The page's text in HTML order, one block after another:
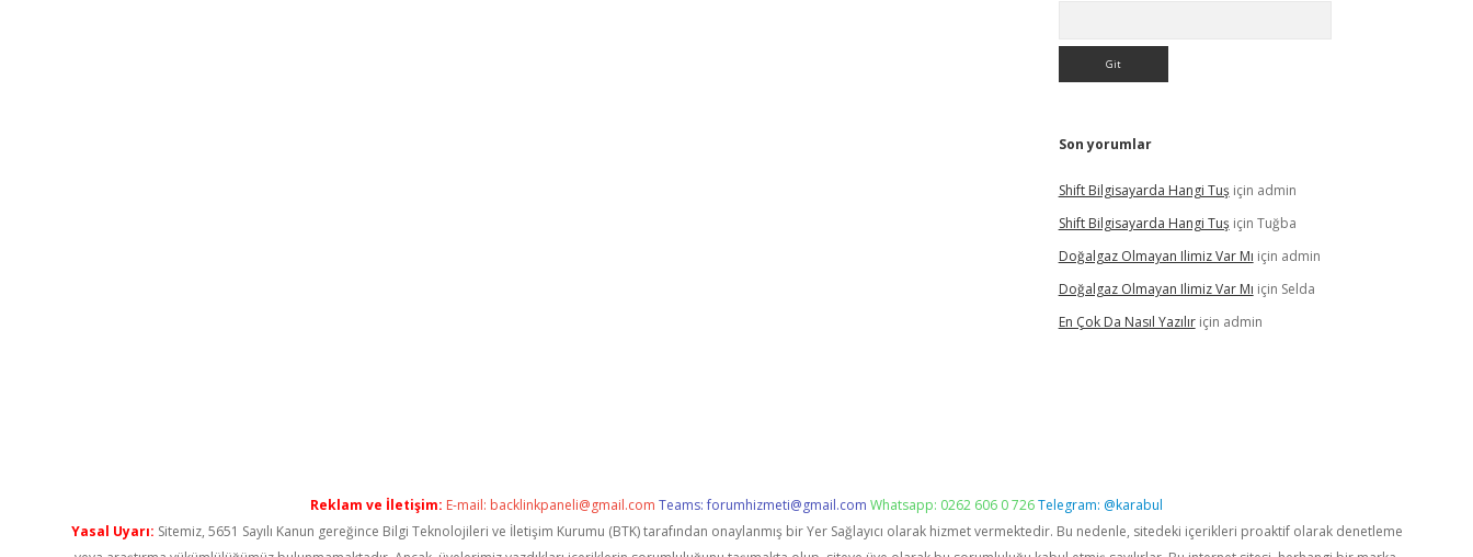
Son yorumlar
Shift Bilgisayarda Hangi Tuşiçin admin
Shift Bilgisayarda Hangi Tuşiçin Tuğba
Doğalgaz Olmayan Ilimiz Var Mı için admin
Doğalgaz Olmayan Ilimiz Var Mı için Selda
En Çok Da Nasıl Yazılıriçin admin
Reklam ve İletişim: E-mail: backlinkpaneli@gmail.com Teams:forumhizmeti@gmail.com Whatsapp: 0262 606 0 726Telegram: @karabul
Yasal Uyarı: Sitemiz, 5651 Sayılı Kanun gereğince Bilgi Teknolojileri ve İletişim Kurumu (BTK) tarafından onaylanmış bir Yer Sağlayıcı olarak hizmet vermektedir. Bu nedenle, sitedeki içerikleri proaktif olarak denetleme